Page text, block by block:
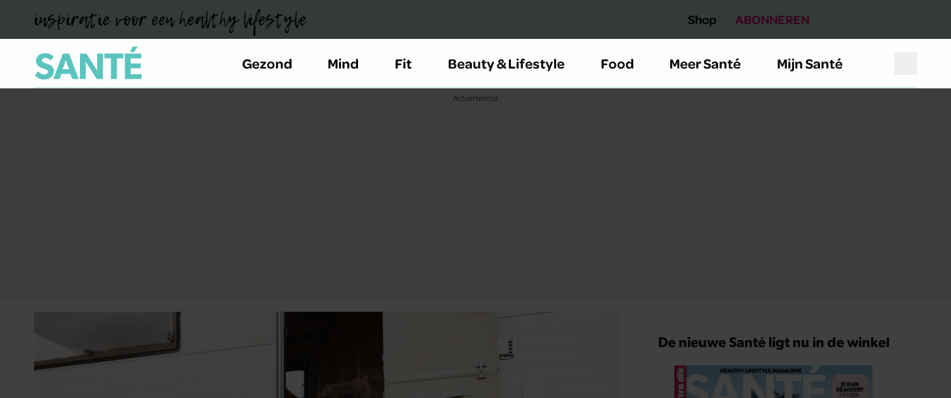
inspiratie voor een healthy lifestyle Shop ABONNEREN
Gezond Mind Fit Beauty & Lifestyle Food Meer Santé Mijn Santé
De nieuwe Santé ligt nu in de winkel